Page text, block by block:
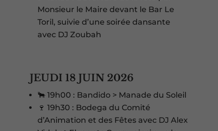
Monsieur le Maire devant le Bar Le
Toril, suivie d’une soirée dansante
avec DJ Zoubah
JEUDI 18 JUIN 2026
🐂 19h00 : Bandido > Manade du Soleil
🍷 19h30 : Bodega du Comité
d’Animation et des Fêtes avec DJ Alex